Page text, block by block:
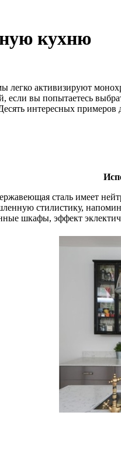
кухню
легко активизируют
если вы попытаетесь
интересных
сталь имеет
стилистику,
шкафы, эффект